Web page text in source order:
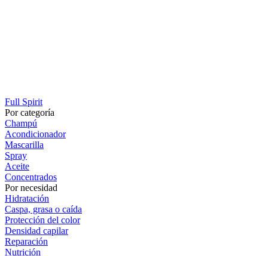
Full Spirit
Por categoría
Champú
Acondicionador
Mascarilla
Spray
Aceite
Concentrados
Por necesidad
Hidratación
Caspa, grasa o caída
Protección del color
Densidad capilar
Reparación
Nutrición